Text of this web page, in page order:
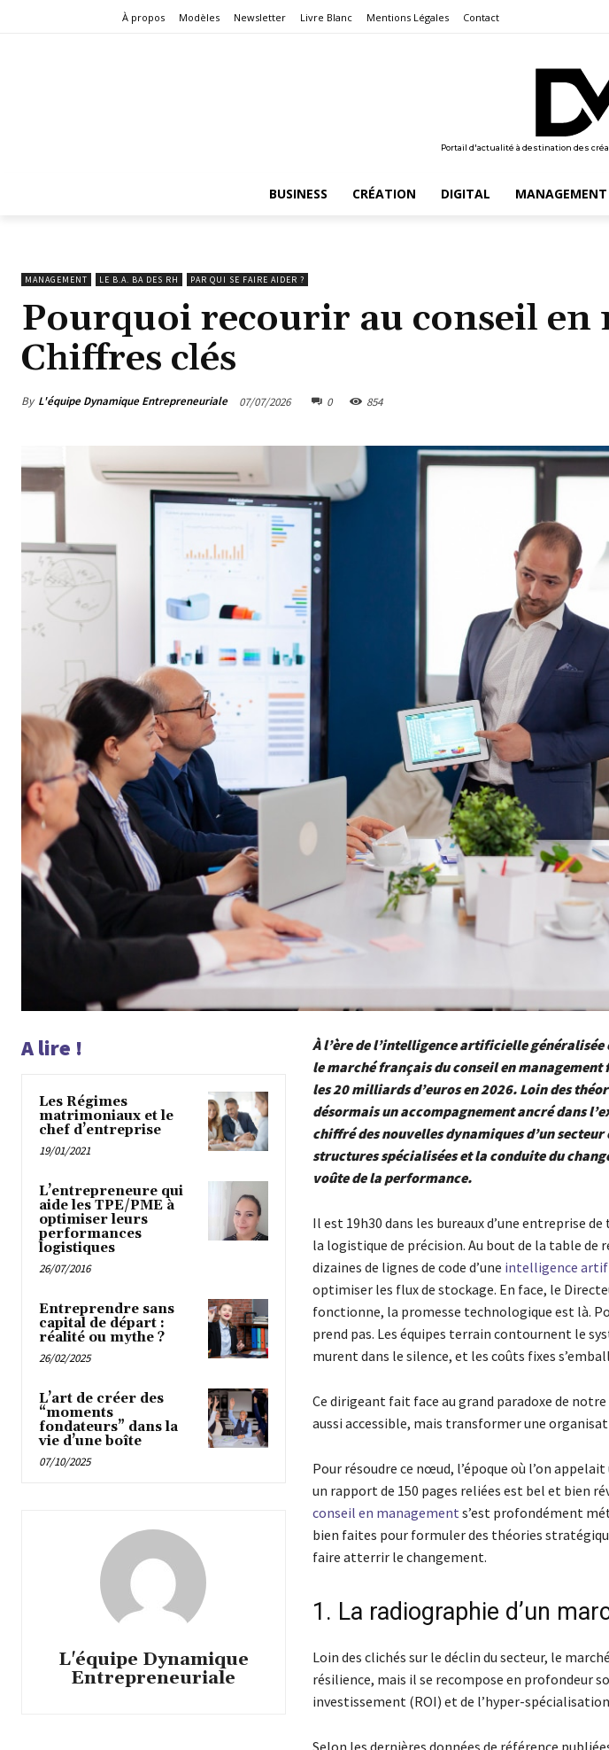
À propos Modèles Newsletter Livre Blanc Mentions Légales Contact
Portail d'actualité à destination des
BUSINESS CRÉATION DIGITAL MANAGEMENT
MANAGEMENT LE B.A. BA DES RH PAR QUI SE FAIRE AIDER ?
Pourquoi recourir au conseil en
Chiffres clés
By L'équipe Dynamique Entrepreneuriale 07/07/2026 0 854
A lire !
Les Régimes
matrimoniaux et le
chef d’entreprise
19/01/2021
L’entrepreneure qui
aide les TPE/PME à
optimiser leurs
performances
logistiques
26/07/2016
Entreprendre sans
capital de départ :
réalité ou mythe ?
26/02/2025
L’art de créer des
“moments
fondateurs” dans la
vie d’une boîte
07/10/2025
L'équipe Dynamique
Entrepreneuriale
À l’ère de l’intelligence artificielle
le marché français du conseil en
les 20 milliards d’euros en 2026. Loin des
désormais un accompagnement ancré dans
chiffré des nouvelles dynamiques d’un
structures spécialisées et la conduite du
voûte de la performance.
Il est 19h30 dans les bureaux d’une entreprise
la logistique de précision. Au bout de la table
dizaines de lignes de code d’une intelligence
optimiser les flux de stockage. En face, le
fonctionne, la promesse technologique est là.
prend pas. Les équipes terrain contournent le
murent dans le silence, et les coûts fixes
Ce dirigeant fait face au grand paradoxe de
aussi accessible, mais transformer une
Pour résoudre ce nœud, l’époque où l’on
un rapport de 150 pages reliées est bel et bien
conseil en management s’est profondément
bien faites pour formuler des théories
faire atterrir le changement.
1. La radiographie d’un
Loin des clichés sur le déclin du secteur, le
résilience, mais il se recompose en profondeur
investissement (ROI) et de l’hyper-
Selon les dernières données de référence